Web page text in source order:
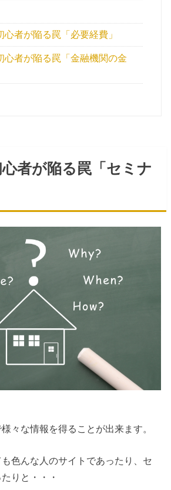
心者が陥る罠「必要経費」
心者が陥る罠「金融機関の金
者が陥る罠「セミナ
々な情報を得ることが出来ます。
色んな人のサイトであったり、セ
りと・・・